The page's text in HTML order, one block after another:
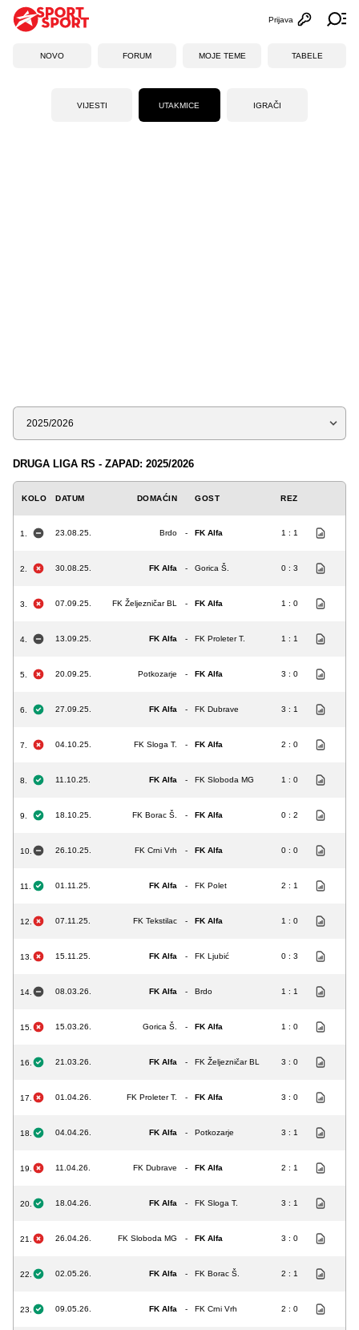
Otvori
Prijava
NOVO FORUM MOJE TEME TABELE
VIJESTI UTAKMICE IGRAČI
Sezona
DRUGA LIGA RS - ZAPAD: 2025/2026
KOLO DATUM DOMAĆIN GOST REZ
1. 23.08.25. Brdo - FK Alfa 1 : 1
2. 30.08.25. FK Alfa - Gorica Š. 0 : 3
3. 07.09.25. FK Željezničar BL - FK Alfa 1 : 0
4. 13.09.25. FK Alfa - FK Proleter T. 1 : 1
5. 20.09.25. Potkozarje - FK Alfa 3 : 0
6. 27.09.25. FK Alfa - FK Dubrave 3 : 1
7. 04.10.25. FK Sloga T. - FK Alfa 2 : 0
8. 11.10.25. FK Alfa - FK Sloboda MG 1 : 0
9. 18.10.25. FK Borac Š. - FK Alfa 0 : 2
10. 26.10.25. FK Crni Vrh - FK Alfa 0 : 0
11. 01.11.25. FK Alfa - FK Polet 2 : 1
12. 07.11.25. FK Tekstilac - FK Alfa 1 : 0
13. 15.11.25. FK Alfa - FK Ljubić 0 : 3
14. 08.03.26. FK Alfa - Brdo 1 : 1
15. 15.03.26. Gorica Š. - FK Alfa 1 : 0
16. 21.03.26. FK Alfa - FK Željezničar BL 3 : 0
17. 01.04.26. FK Proleter T. - FK Alfa 3 : 0
18. 04.04.26. FK Alfa - Potkozarje 3 : 1
19. 11.04.26. FK Dubrave - FK Alfa 2 : 1
20. 18.04.26. FK Alfa - FK Sloga T. 3 : 1
21. 26.04.26. FK Sloboda MG - FK Alfa 3 : 0
22. 02.05.26. FK Alfa - FK Borac Š. 2 : 1
23. 09.05.26. FK Alfa - FK Crni Vrh 2 : 0